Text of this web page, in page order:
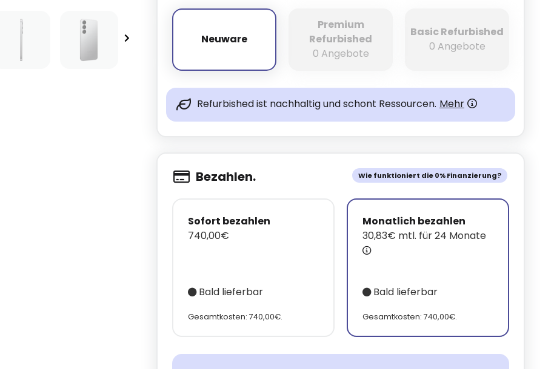
Neuware
Neuware
Premium
Refurbished
0 Angebote
Basic Refurbished
0 Angebote
Refurbished ist nachhaltig und schont Ressourcen. Mehr
Wie funktioniert die 0% Finanzierung?
Bezahlen.
Sofort bezahlen
740,00€
Bald lieferbar
Gesamtkosten: 740,00€.
Monatlich bezahlen
30,83€ mtl. für 24 Monate
Bald lieferbar
Gesamtkosten: 740,00€.